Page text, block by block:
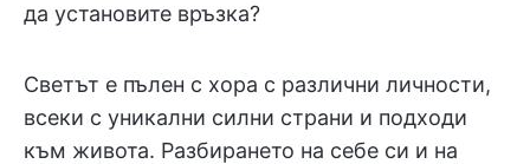
да установите връзка?
Светът е пълен с хора с различни личности,
всеки с уникални силни страни и подходи
към живота. Разбирането на себе си и на